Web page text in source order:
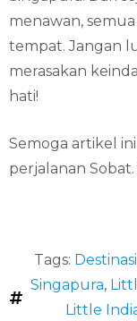
menawan,
tempat. Jangan
merasakan
hati!
Semoga artikel
perjalanan
Tags:
Singapura,
Little